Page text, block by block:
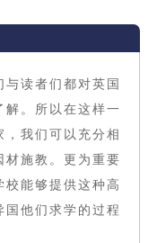
读者们都对英国
解。所以在这样一
我们可以充分相
材施教。更为重要
能够提供这种高
他们求学的过程